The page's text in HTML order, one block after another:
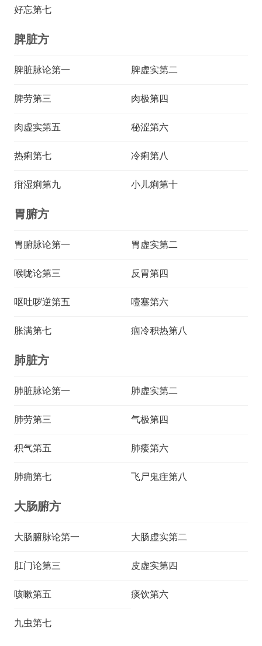
好忘第七
脾脏方
脾脏脉论第一 脾虚实第二
脾劳第三 肉极第四
肉虚实第五 秘涩第六
热痢第七 冷痢第八
疳湿痢第九 小儿痢第十
胃腑方
胃腑脉论第一 胃虚实第二
喉咙论第三 反胃第四
呕吐哕逆第五 噎塞第六
胀满第七 痼冷积热第八
肺脏方
肺脏脉论第一 肺虚实第二
肺劳第三 气极第四
积气第五 肺痿第六
肺痈第七 飞尸鬼疰第八
大肠腑方
大肠腑脉论第一 大肠虚实第二
肛门论第三 皮虚实第四
咳嗽第五 痰饮第六
九虫第七